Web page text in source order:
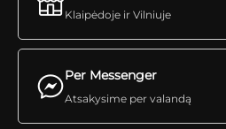
Per Messenger
Atsakysime per valandą
Klaipėdoje ir Vilniuje